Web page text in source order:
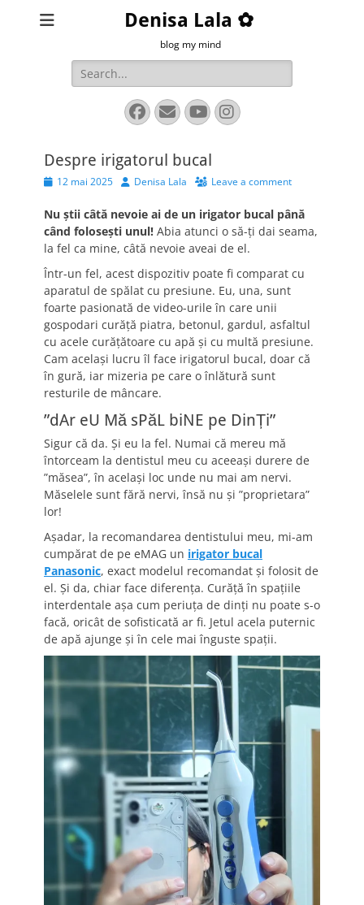
Denisa Lala ✿
blog my mind
Search
for:
Facebook
EmailYouTube
Instagram
Despre irigatorul bucal
Posted12 mai 2025 AuthorDenisa Lala Leave a comment
Nu știi câtă nevoie ai de un irigator bucal până
când folosești unul! Abia atunci o să-ți dai seama,
la fel ca mine, câtă nevoie aveai de el.
Într-un fel, acest dispozitiv poate fi comparat cu
aparatul de spălat cu presiune. Eu, una, sunt
foarte pasionată de video-urile în care unii
gospodari curăță piatra, betonul, gardul, asfaltul
cu acele curățătoare cu apă și cu multă presiune.
Cam același lucru îl face irigatorul bucal, doar că
în gură, iar mizeria pe care o înlătură sunt
resturile de mâncare.
”dAr eU Mă sPăL biNE pe DinȚi”
Sigur că da. Și eu la fel. Numai că mereu mă
întorceam la dentistul meu cu aceeași durere de
”măsea”, în același loc unde nu mai am nervi.
Măselele sunt fără nervi, însă nu și ”proprietara”
lor!
Așadar, la recomandarea dentistului meu, mi-am
cumpărat de pe eMAG un irigator bucal
Panasonic, exact modelul recomandat și folosit de
el. Și da, chiar face diferența. Curăță în spațiile
interdentale așa cum periuța de dinți nu poate s-o
facă, oricât de sofisticată ar fi. Jetul acela puternic
de apă ajunge și în cele mai înguste spații.